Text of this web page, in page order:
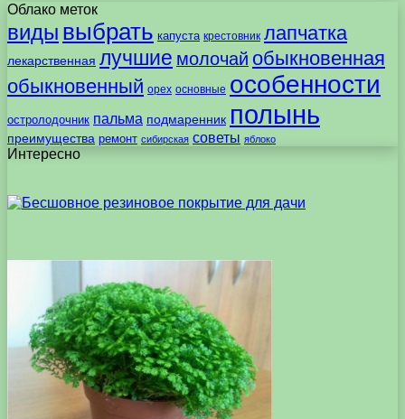
Облако меток
виды выбрать капуста крестовник лапчатка
лекарственная лучшие молочай обыкновенная
обыкновенный орех основные особенности
остролодочник пальма подмаренник полынь
преимущества ремонт сибирская советы яблоко
Интересно